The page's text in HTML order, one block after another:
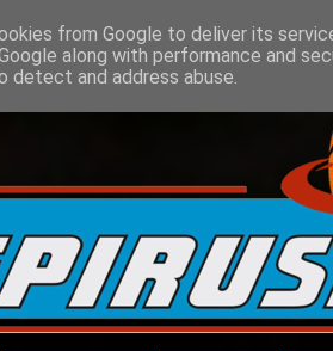
from Google to deliver its
along with performance and
detect and address abuse.